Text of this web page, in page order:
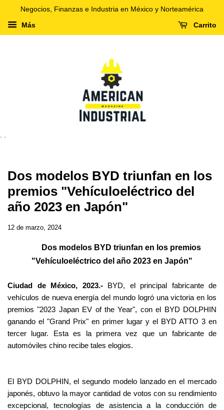
Negocios, Finanzas e Industria en México y Norteamérica
Más Carrito
. .
Dos modelos BYD triunfan en los
premios "Vehículoeléctrico del
año 2023 en Japón"
12 de marzo, 2024
Dos modelos BYD triunfan en los premios
"Vehículoeléctrico del año 2023 en Japón"
Ciudad de México, 2023.-BYD, el principal fabricante de
vehículos de nueva energía del mundo logró una victoria en los
premios "2023 Japan EV of the Year", con el BYD DOLPHIN
ganando el "Grand Prix" en primer lugar y el BYD ATTO 3 en
tercer lugar. Esta es la primera vez que un fabricante de
automóviles chino recibe tales elogios.
El BYD DOLPHIN, el segundo modelo lanzado en el mercado
japonés, obtuvo la mayor cantidad de votos con su rendimiento
excepcional, tecnologías de asistencia a la conducción de